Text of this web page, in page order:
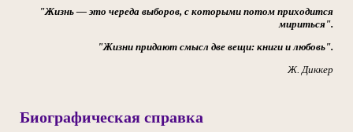
"Жизнь — это череда выборов, с которыми потом приходится
мириться".
"Жизни придают смысл две вещи: книги и любовь".
Ж. Диккер
Биографическая справка